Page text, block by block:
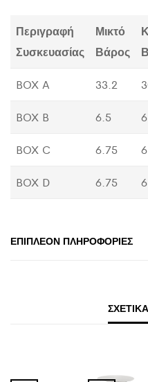
Περιγραφή
Συσκευασίας
Μικτό
Βάρος
BOX A 33.2
BOX B 6.5 6
BOX C 6.75
BOX D 6.75
ΕΠΙΠΛΈΟΝ ΠΛΗΡΟΦΟΡΊΕΣ